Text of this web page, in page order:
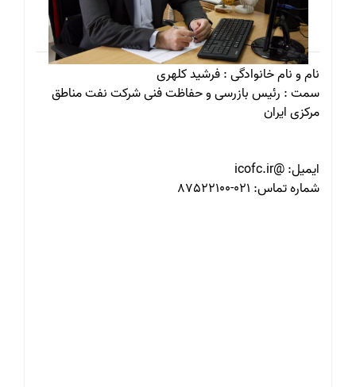
نام و نام خانوادگی : فرشید کلهری
سمت : رئیس بازرسی و حفاظت فنی شرکت نفت مناطق
مرکزی ایران
ایمیل: @icofc.ir
شماره تماس: 021-87522100